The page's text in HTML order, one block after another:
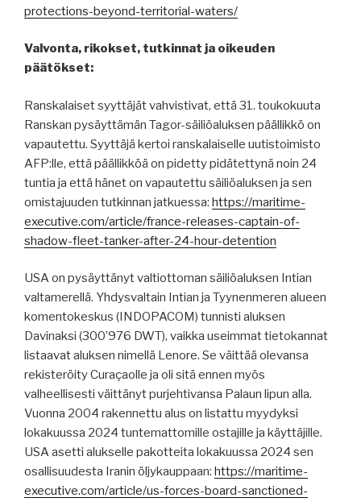
protections-beyond-territorial-waters/
Valvonta, rikokset, tutkinnat ja oikeuden
päätökset:
Ranskalaiset syyttäjät vahvistivat, että 31. toukokuuta
Ranskan pysäyttämän Tagor-säiliöaluksen päällikkö on
vapautettu. Syyttäjä kertoi ranskalaiselle uutistoimisto
AFP:lle, että päällikköä on pidetty pidätettynä noin 24
tuntia ja että hänet on vapautettu säiliöaluksen ja sen
omistajuuden tutkinnan jatkuessa: https://maritime-
executive.com/article/france-releases-captain-of-
shadow-fleet-tanker-after-24-hour-detention
USA on pysäyttänyt valtiottoman säiliöaluksen Intian
valtamerellä. Yhdysvaltain Intian ja Tyynenmeren alueen
komentokeskus (INDOPACOM) tunnisti aluksen
Davinaksi (300’976 DWT), vaikka useimmat tietokannat
listaavat aluksen nimellä Lenore. Se väittää olevansa
rekisteröity Curaçaolle ja oli sitä ennen myös
valheellisesti väittänyt purjehtivansa Palaun lipun alla.
Vuonna 2004 rakennettu alus on listattu myydyksi
lokakuussa 2024 tuntemattomille ostajille ja käyttäjille.
USA asetti alukselle pakotteita lokakuussa 2024 sen
osallisuudesta Iranin öljykauppaan: https://maritime-
executive.com/article/us-forces-board-sanctioned-